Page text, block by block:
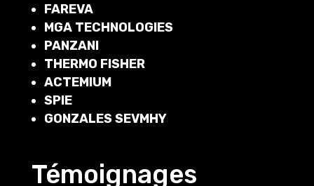
FAREVA
MGA TECHNOLOGIES
PANZANI
THERMO FISHER
ACTEMIUM
SPIE
GONZALES SEVMHY
Témoignages